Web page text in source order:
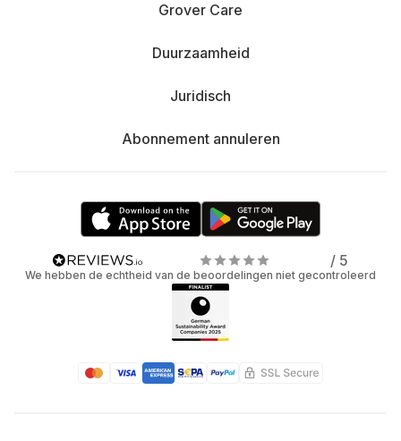
Grover Care
Duurzaamheid
Juridisch
Abonnement annuleren
/ 5
We hebben de echtheid van de beoordelingen niet gecontroleerd